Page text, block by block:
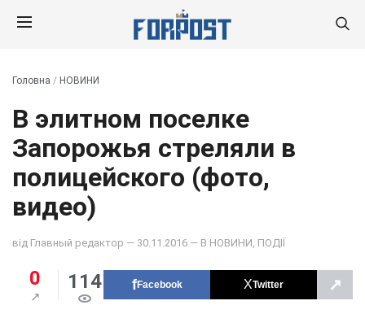
Головна / НОВИНИ
В элитном поселке
Запорожья стреляли в
полицейского (фото,
видео)
від Главный редактор — 30.11.2016 — В НОВИНИ ПОДІЇ
0 114 Facebook Twitter ↗